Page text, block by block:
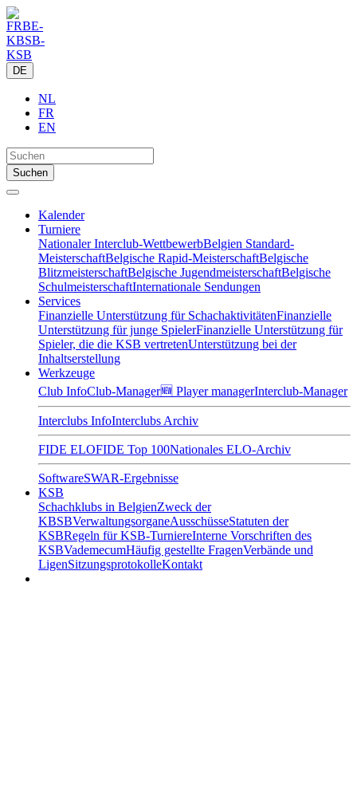
DE
NL
FR
EN
Kalender
Turniere
Nationaler Interclub-WettbewerbBelgien Standard-
MeisterschaftBelgische Rapid-MeisterschaftBelgische
BlitzmeisterschaftBelgische JugendmeisterschaftBelgische
SchulmeisterschaftInternationale Sendungen
Services
Finanzielle Unterstützung für SchachaktivitätenFinanzielle
Unterstützung für junge SpielerFinanzielle Unterstützung für
Spieler, die die KSB vertretenUnterstützung bei der
Inhaltserstellung
Werkzeuge
Club InfoClub-Manager🆕 Player managerInterclub-Manager
Interclubs InfoInterclubs Archiv
FIDE ELOFIDE Top 100Nationales ELO-Archiv
SoftwareSWAR-Ergebnisse
KSB
Schachklubs in BelgienZweck der
KBSBVerwaltungsorganeAusschüsseStatuten der
KSBRegeln für KSB-TurniereInterne Vorschriften des
KSBVademecumHäufig gestellte FragenVerbände und
LigenSitzungsprotokolleKontakt